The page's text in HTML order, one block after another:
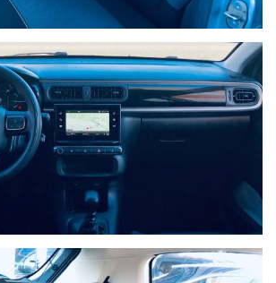
TROVATO L'AUTO CHE
CERCHI?
e ti contatteremo appena l'auto che cerchi
sarà disponibile